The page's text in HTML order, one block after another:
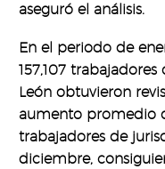
aseguró el análisis.
En el periodo de
157,107
León obtuvieron
aumento promedio
trabajadores de
diciembre,